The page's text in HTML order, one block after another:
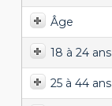
Âge
18 à 24 ans
25 à 44 ans